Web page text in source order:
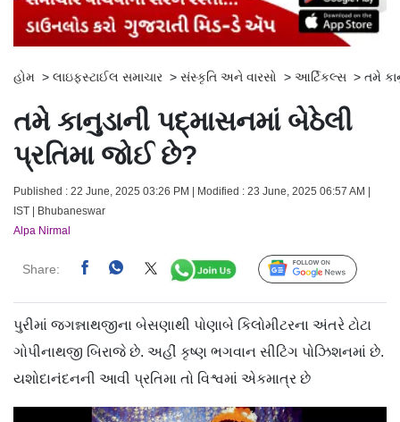
હોમ > લાઇફસ્ટાઈલ સમાચાર > સંસ્કૃતિ અને વારસો > આર્ટિકલ્સ > તમે
તમે કાનુડાની પદ્‍માસનમાં બેઠેલી
પ્રતિમા જોઈ છે?
Published : 22 June, 2025 03:26 PM | Modified : 23 June, 2025 06:57 AM |
IST | Bhubaneswar
Alpa Nirmal
Share: Follow Us
પુરીમાં જગન્નાથજીના બેસણાથી પોણાબે કિલોમીટરના અંતરે ટોટા
ગોપીનાથજી બિરાજે છે. અહીં કૃષ્ણ ભગવાન સીટિંગ પોઝિશનમાં છે.
યશોદાનંદનની આવી પ્રતિમા તો વિશ્વમાં એકમાત્ર છે